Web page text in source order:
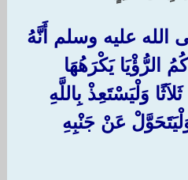
عليه وسلم أَنَّهُ
الرُّؤْيَا يَكْرَهُهَا
وَلْيَسْتَعِذْ بِاللَّهِ
عَنْ جَنْبِهِ